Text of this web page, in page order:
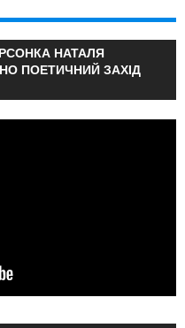
НАТАЛЯ
ПОЕТИЧНИЙ ЗАХІД